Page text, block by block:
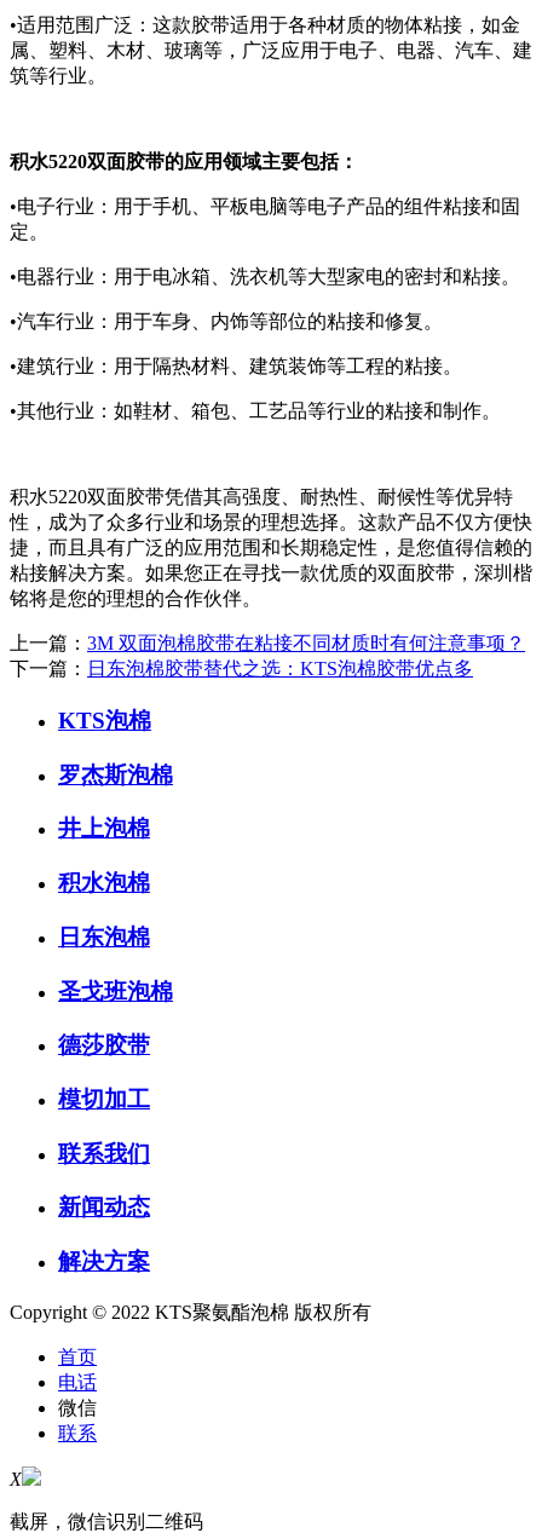
•适用范围广泛：这款胶带适用于各种材质的物体粘接，如金
属、塑料、木材、玻璃等，广泛应用于电子、电器、汽车、建
筑等行业。
积水5220双面胶带的应用领域主要包括：
•电子行业：用于手机、平板电脑等电子产品的组件粘接和固
定。
•电器行业：用于电冰箱、洗衣机等大型家电的密封和粘接。
•汽车行业：用于车身、内饰等部位的粘接和修复。
•建筑行业：用于隔热材料、建筑装饰等工程的粘接。
•其他行业：如鞋材、箱包、工艺品等行业的粘接和制作。
积水5220双面胶带凭借其高强度、耐热性、耐候性等优异特
性，成为了众多行业和场景的理想选择。这款产品不仅方便快
捷，而且具有广泛的应用范围和长期稳定性，是您值得信赖的
粘接解决方案。如果您正在寻找一款优质的双面胶带，深圳楷
铭将是您的理想的合作伙伴。
上一篇： 3M 双面泡棉胶带在粘接不同材质时有何注意事项？
下一篇： 日东泡棉胶带替代之选：KTS泡棉胶带优点多
KTS泡棉
罗杰斯泡棉
井上泡棉
积水泡棉
日东泡棉
圣戈班泡棉
德莎胶带
模切加工
联系我们
新闻动态
解决方案
Copyright © 2022 KTS聚氨酯泡棉 版权所有
首页
电话
微信
联系
X
截屏，微信识别二维码